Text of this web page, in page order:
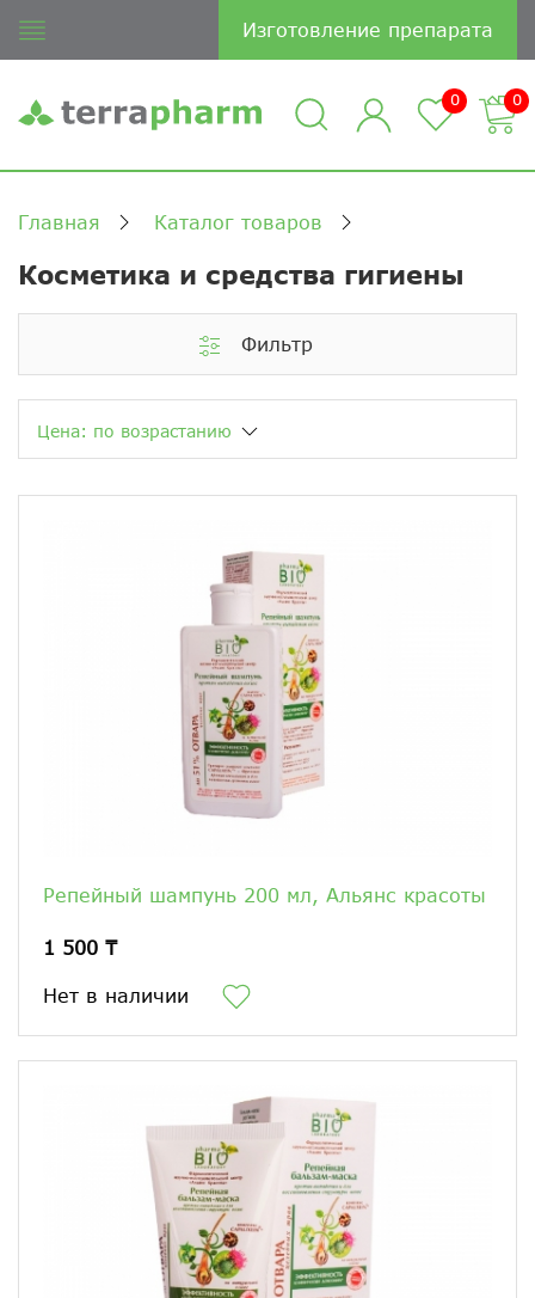
Изготовление препарата
0 0
Главная Каталог товаров
Косметика и средства гигиены
Фильтр
Цена: по возрастанию
Репейный шампунь 200 мл, Альянс красоты
1 500 ₸
Нет в наличии